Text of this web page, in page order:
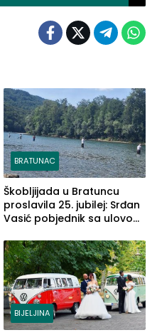
BRATUNAC
Škobljijada u Bratuncu
proslavila 25. jubilej: Srđan
Vasić pobjednik sa ulovom
BIJELJINA